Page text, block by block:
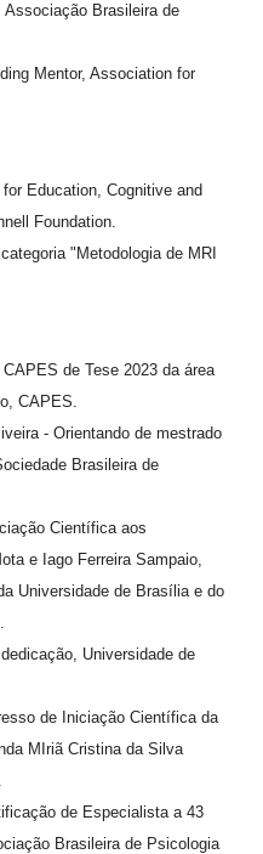
Associação Brasileira de
Mentor, Association for
Education, Cognitive and
Foundation.
"Metodologia de MRI
de Tese 2023 da área
CAPES.
- Orientando de mestrado
Brasileira de
Científica aos
e Iago Ferreira Sampaio,
Universidade de Brasília e do
Universidade de
de Iniciação Científica da
MIriã Cristina da Silva
de Especialista a 43
Brasileira de Psicologia